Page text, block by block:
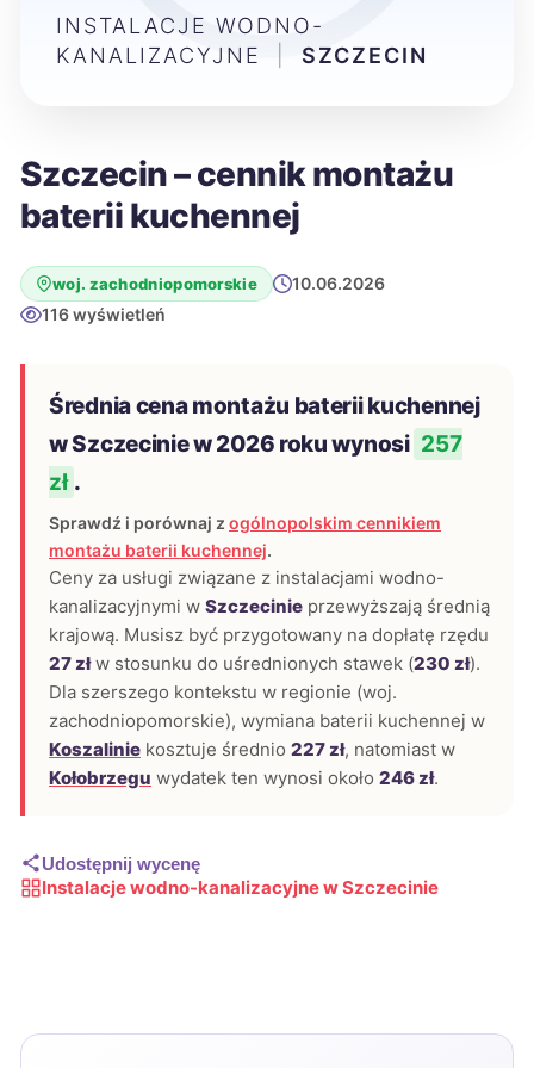
Szczecin – cennik montażu
baterii kuchennej
woj. zachodniopomorskie
10.06.2026
116 wyświetleń
Średnia cena montażu baterii kuchennej
w Szczecinie w 2026 roku wynosi 257
zł .
Sprawdź i porównaj z ogólnopolskim cennikiem
montażu baterii kuchennej.
Ceny za usługi związane z instalacjami wodno-
kanalizacyjnymi w Szczecinie przewyższają średnią
krajową. Musisz być przygotowany na dopłatę rzędu
27 złw stosunku do uśrednionych stawek (230 zł).
Dla szerszego kontekstu w regionie (woj.
zachodniopomorskie), wymiana baterii kuchennej w
Koszalinie kosztuje średnio 227 zł, natomiast w
Kołobrzegu wydatek ten wynosi około 246 zł.
Udostępnij wycenę
Instalacje wodno-kanalizacyjne w Szczecinie
INSTALACJE WODNO-
KANALIZACYJNE
SZCZECIN